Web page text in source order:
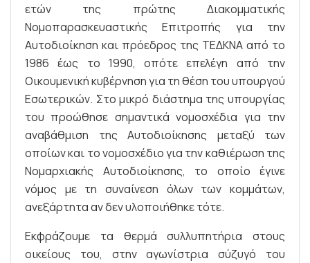
ετών της πρώτης Διακομματικής
Νομοπαρασκευαστικής Επιτροπής για την
Αυτοδιοίκηση και πρόεδρος της ΤΕΔΚΝΑ από το
1986 έως το 1990, οπότε επελέγη από την
Οικουμενική κυβέρνηση για τη θέση του υπουργού
Εσωτερικών. Στο μικρό διάστημα της υπουργίας
του προώθησε σημαντικά νομοσχέδια για την
αναβάθμιση της Αυτοδιοίκησης μεταξύ των
οποίων και το νομοσχέδιο για την καθιέρωση της
Νομαρχιακής Αυτοδιοίκησης, το οποίο έγινε
νόμος με τη συναίνεση όλων των κομμάτων,
ανεξάρτητα αν δεν υλοποιήθηκε τότε.
Εκφράζουμε τα θερμά συλλυπητήρια στους
οικείους του, στην αγωνίστρια σύζυγό του